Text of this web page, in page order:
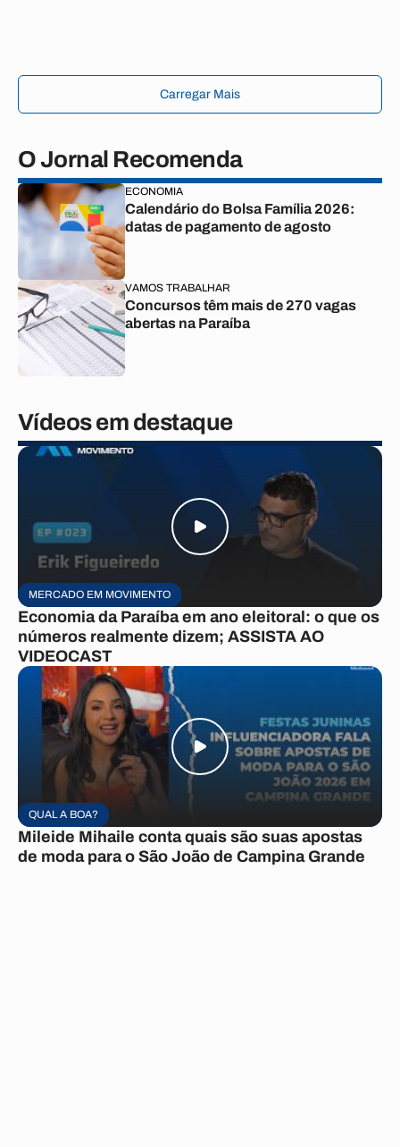
Carregar Mais
O Jornal Recomenda
ECONOMIA
Calendário do Bolsa Família 2026:
datas de pagamento de agosto
VAMOS TRABALHAR
Concursos têm mais de 270 vagas
abertas na Paraíba
Vídeos em destaque
MERCADO EM MOVIMENTO
Economia da Paraíba em ano eleitoral: o que os
números realmente dizem; ASSISTA AO
VIDEOCAST
QUAL A BOA?
Mileide Mihaile conta quais são suas apostas
de moda para o São João de Campina Grande